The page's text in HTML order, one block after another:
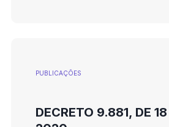
PUBLICAÇÕES
DECRETO 9.881, DE